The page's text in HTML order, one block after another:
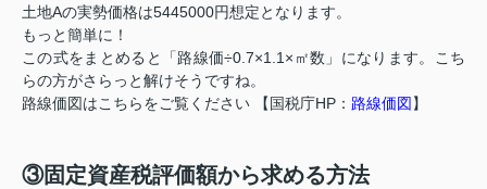
土地Aの実勢価格は5445000円想定となります。
もっと簡単に！
この式をまとめると「路線価÷0.7×1.1×㎡数」になります。こち
らの方がさらっと解けそうですね。
路線価図はこちらをご覧ください 【国税庁HP： 路線価図 】
③固定資産税評価額から求める方法